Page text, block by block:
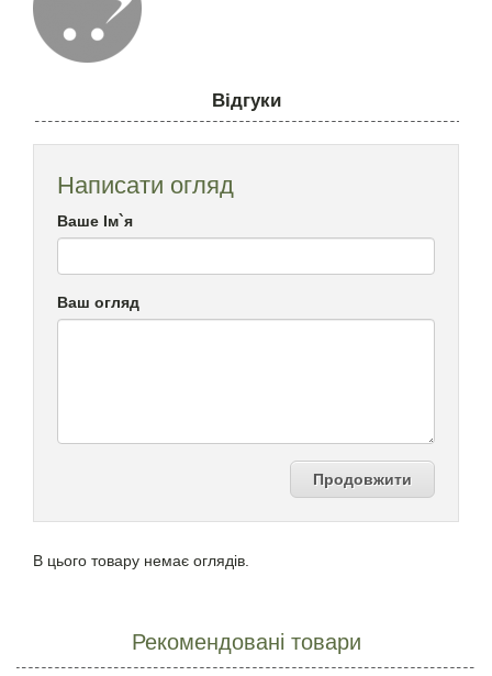
Відгуки
Написати огляд
Ваше Ім`я
Ваш огляд
Продовжити
В цього товару немає оглядів.
Рекомендовані товари